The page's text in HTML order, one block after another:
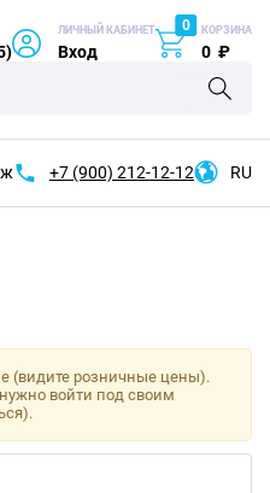
ЛИЧНЫЙ КАБИНЕТ
Вход
0 КОРЗИНА
0 ₽
+7 (900) 212-12-12 RU
(видите розничные цены).
войти под своим